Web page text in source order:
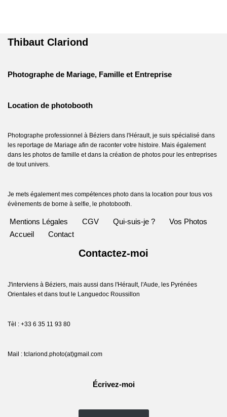
Thibaut Clariond
Photographe de Mariage, Famille et Entreprise
Location de photobooth
Photographe professionnel à Béziers dans l'Hérault, je suis spécialisé dans
les reportage de Mariage afin de raconter votre histoire. Mais également
dans les photos de famille et dans la création de photos pour les entreprises
de tout univers.
Je mets également mes compétences photo dans la location pour tous vos
évènements de borne à selfie, le photobooth.
Mentions Légales CGV Qui-suis-je ?
Vos Photos
Accueil
Contact
Contactez-moi
J'interviens à Béziers, mais aussi dans l'Hérault, l'Aude, les Pyrénées
Orientales et dans tout le Languedoc Roussillon
Tèl : +33 6 35 11 93 80
Mail : tclariond.photo(at)gmail.com
Écrivez-moi